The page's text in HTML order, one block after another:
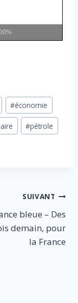
#économie
#pétrole
SUIVANT
bleue – Des
demain, pour
la France